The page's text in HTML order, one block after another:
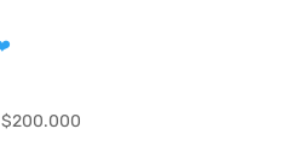
$200.000